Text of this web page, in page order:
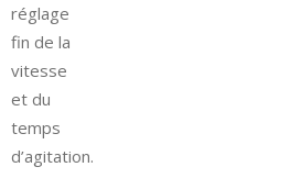
réglage
fin de la
vitesse
et du
temps
d’agitation.